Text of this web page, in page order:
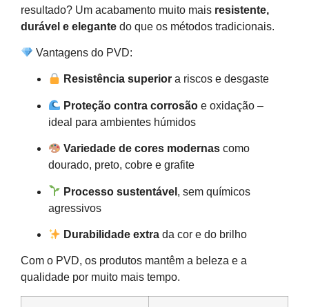
resultado? Um acabamento muito mais resistente,
durável e elegante do que os métodos tradicionais.
Vantagens do PVD:
Resistência superior a riscos e desgaste
Proteção contra corrosão e oxidação –
ideal para ambientes húmidos
Variedade de cores modernas como
dourado, preto, cobre e grafite
Processo sustentável , sem químicos
agressivos
Durabilidade extra da cor e do brilho
Com o PVD, os produtos mantêm a beleza e a
qualidade por muito mais tempo.